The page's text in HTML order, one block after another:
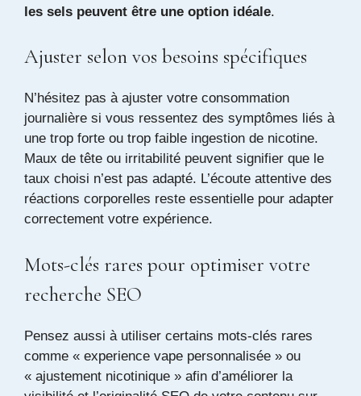
les sels peuvent être une option idéale.
Ajuster selon vos besoins spécifiques
N’hésitez pas à ajuster votre consommation
journalière si vous ressentez des symptômes liés à
une trop forte ou trop faible ingestion de nicotine.
Maux de tête ou irritabilité peuvent signifier que le
taux choisi n’est pas adapté. L’écoute attentive des
réactions corporelles reste essentielle pour adapter
correctement votre expérience.
Mots-clés rares pour optimiser votre
recherche SEO
Pensez aussi à utiliser certains mots-clés rares
comme « experience vape personnalisée » ou
« ajustement nicotinique » afin d’améliorer la